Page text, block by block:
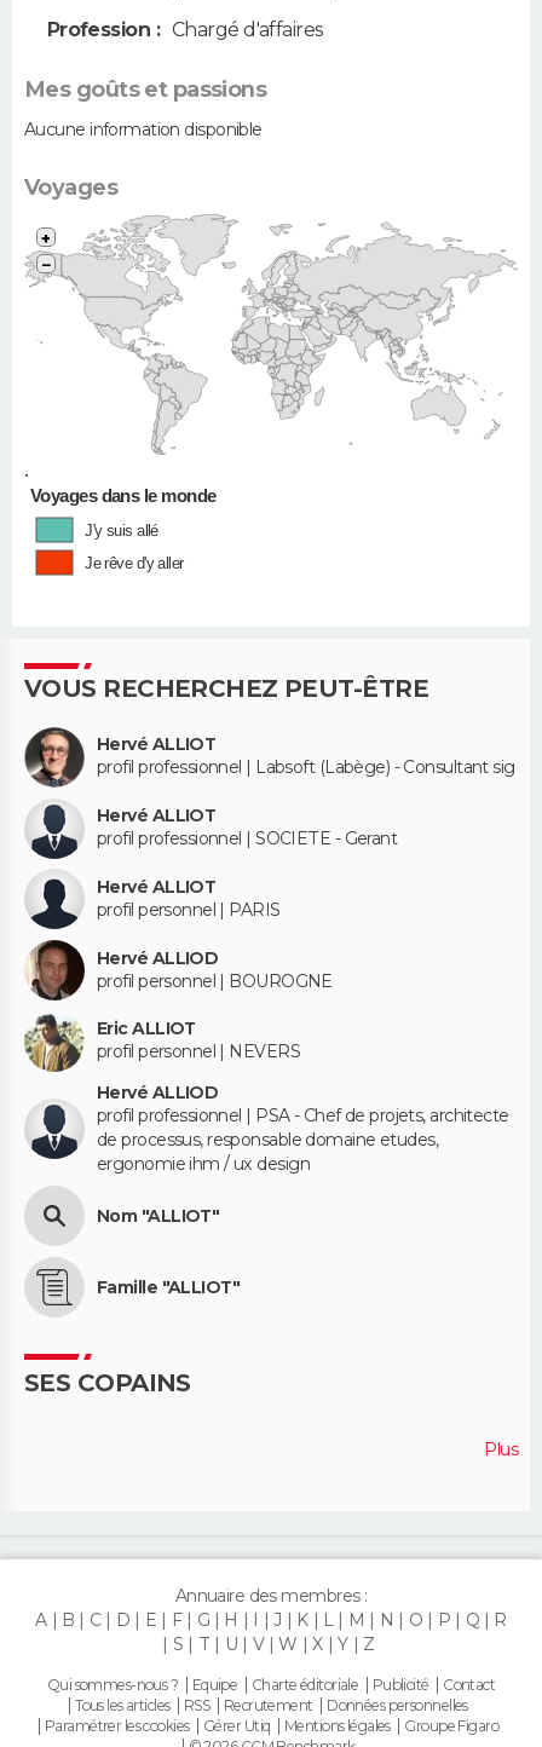
Profession : Chargé d'affaires
Mes goûts et passions
Aucune information disponible
Voyages
•
+
−
Voyages dans le monde
J'y suis allé
Je rêve d'y aller
VOUS RECHERCHEZ PEUT-ÊTRE
Hervé ALLIOT
profil professionnel | Labsoft (Labège) - Consultant sig
Hervé ALLIOT
profil professionnel | SOCIETE - Gerant
Hervé ALLIOT
profil personnel | PARIS
Hervé ALLIOD
profil personnel | BOUROGNE
Eric ALLIOT
profil personnel | NEVERS
Hervé ALLIOD
profil professionnel | PSA - Chef de projets, architecte
de processus, responsable domaine etudes,
ergonomie ihm / ux design
Nom "ALLIOT"
Famille "ALLIOT"
SES COPAINS
Plus
Annuaire des membres :
A
B C D E F G H I J K L M N O P Q
R
S
T U V W X Y Z
Qui sommes-nous ? Equipe Charte éditoriale Publicité
Contact
Tous les articles
RSS Recrutement
Données personnelles
Paramétrer les cookies
Gérer Utiq Mentions légales
Groupe Figaro